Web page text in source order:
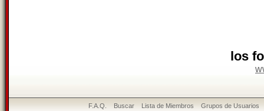
los
F.A.Q. Buscar Lista de Miembros Grupos de Usuarios